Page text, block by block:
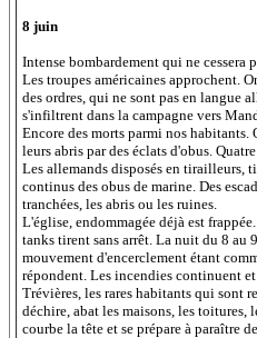
8 juin
Intense bombardement qui ne cessera
Les troupes américaines approchent.
des ordres, qui ne sont pas en langue
s'infiltrent dans la campagne vers
Encore des morts parmi nos
leurs abris par des éclats d'obus.
Les allemands disposés en tirailleurs,
continus des obus de marine. Des
tranchées, les abris ou les ruines.
L'église, endommagée déjà est
tanks tirent sans arrêt. La nuit du 8 au
mouvement d'encerclement étant
répondent. Les incendies continuent
Trévières, les rares habitants qui sont
déchire, abat les maisons, les toitures,
courbe la tête et se prépare à paraître